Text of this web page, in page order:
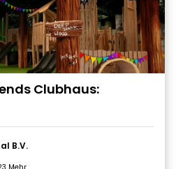
Clubhaus:
B.V.